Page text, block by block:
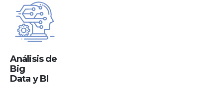
Análisis de
Big
Data y BI